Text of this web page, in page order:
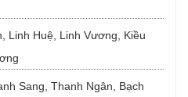
Linh Huệ, Linh Vương, Kiều
Sang, Thanh Ngân, Bạch